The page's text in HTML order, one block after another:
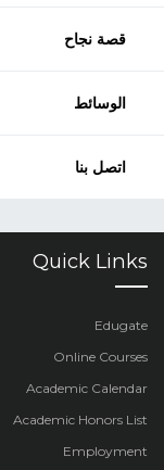
قصة نجاح
الوسائط
اتصل بنا
Quick Links
Edugate
Online Courses
Academic Calendar
Academic Honors List
Employment